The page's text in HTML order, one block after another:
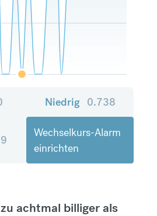
Niedrig 0.738
Wechselkurs-Alarm
einrichten
achtmal billiger als